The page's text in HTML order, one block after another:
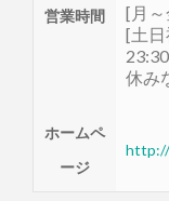
営業時間
[月～
[土日
休み
ホームペ
ージ
http://